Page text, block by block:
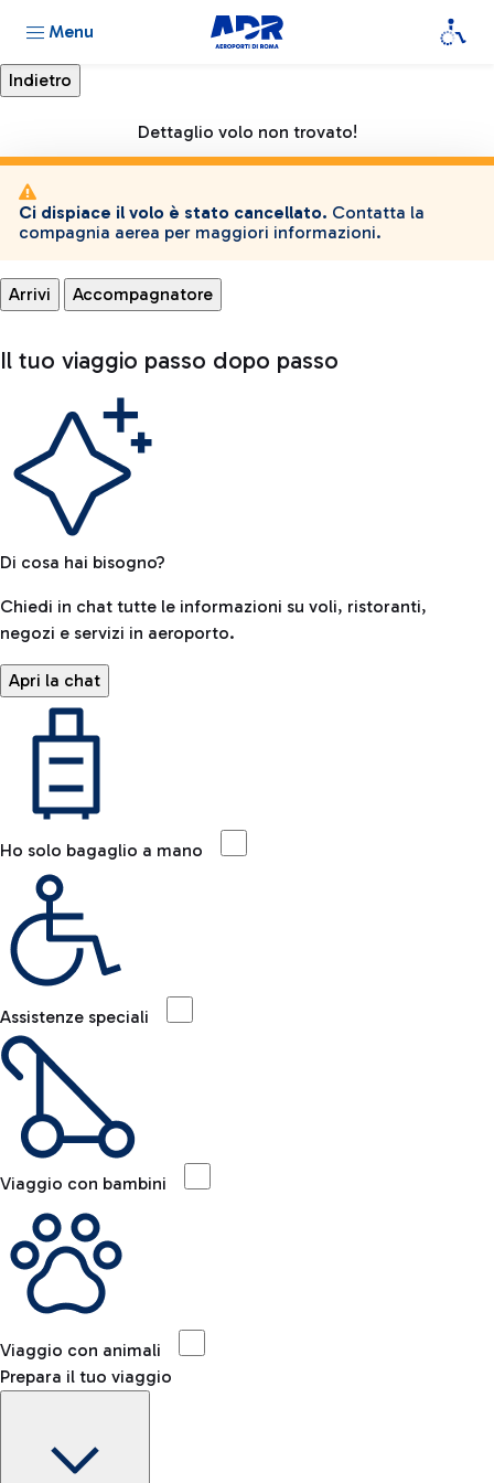
Menu
Dettaglio volo non trovato!
Ci dispiace il volo è stato cancellato. Contatta la
compagnia aerea per maggiori informazioni.
Arrivi Accompagnatore
Il tuo viaggio passo dopo passo
Di cosa hai bisogno?
Chiedi in chat tutte le informazioni su voli, ristoranti,
negozi e servizi in aeroporto.
Apri la chat
Ho solo bagaglio a mano
Assistenze speciali
Viaggio con bambini
Viaggio con animali
Prepara il tuo viaggio